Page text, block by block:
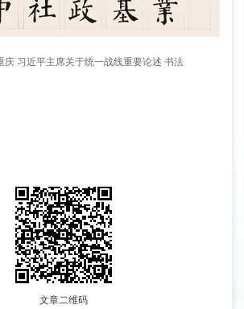
庆 习近平主席关于统一战线重要论述 书法
文章二维码